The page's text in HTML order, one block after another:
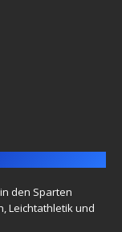
den Sparten
Leichtathletik und